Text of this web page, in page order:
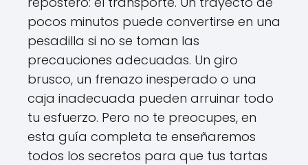
pocos minutos puede convertirse en una
pesadilla si no se toman las
precauciones adecuadas. Un giro
brusco, un frenazo inesperado o una
caja inadecuada pueden arruinar todo
tu esfuerzo. Pero no te preocupes, en
esta guía completa te enseñaremos
todos los secretos para que tus tartas